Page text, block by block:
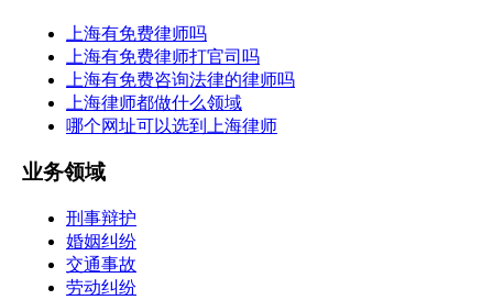
上海有免费律师吗
上海有免费律师打官司吗
上海有免费咨询法律的律师吗
上海律师都做什么领域
哪个网址可以选到上海律师
业务领域
刑事辩护
婚姻纠纷
交通事故
劳动纠纷